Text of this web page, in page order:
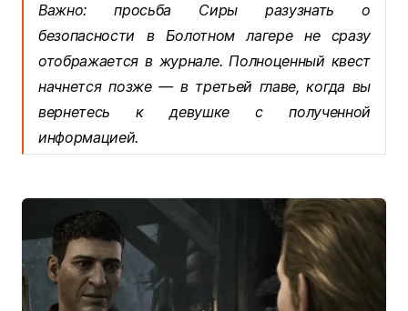
Важно: просьба Сиры разузнать о
безопасности в Болотном лагере не сразу
отображается в журнале. Полноценный квест
начнется позже — в третьей главе, когда вы
вернетесь к девушке с полученной
информацией.